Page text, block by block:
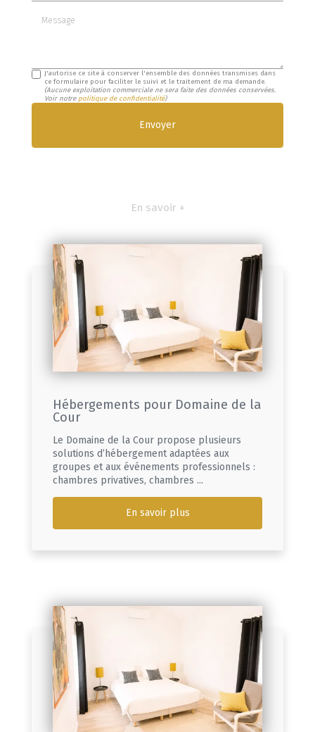
J'autorise ce site à conserver l'ensemble des données transmises dans
ce formulaire pour faciliter le suivi et le traitement de ma demande.
(Aucune exploitation commerciale ne sera faite des données conservées.
Voir notre politique de confidentialité)
En savoir +
Hébergements pour Domaine de la
Cour
Le Domaine de la Cour propose plusieurs
solutions d’hébergement adaptées aux
groupes et aux événements professionnels :
chambres privatives, chambres ...
En savoir plus